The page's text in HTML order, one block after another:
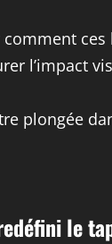
l’impact
plongée
le